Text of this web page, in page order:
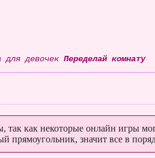
для девочек Переделай комнату
так как некоторые онлайн игры
прямоугольник, значит все в